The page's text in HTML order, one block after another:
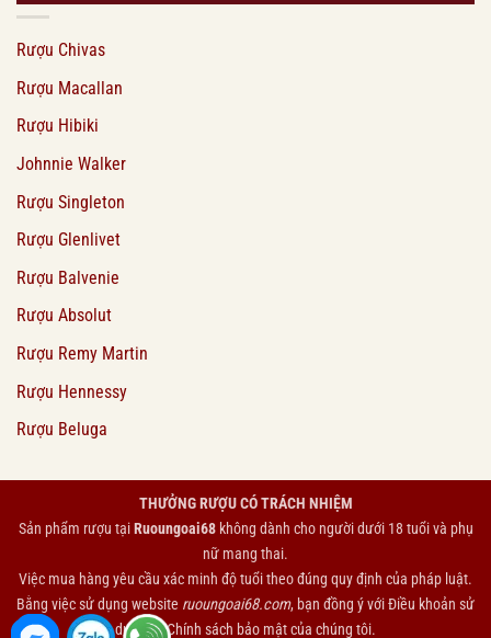
Rượu Chivas
Rượu Macallan
Rượu Hibiki
Johnnie Walker
Rượu Singleton
Rượu Glenlivet
Rượu Balvenie
Rượu Absolut
Rượu Remy Martin
Rượu Hennessy
Rượu Beluga
THƯỞNG RƯỢU CÓ TRÁCH NHIỆM
Sản phẩm rượu tạiRuoungoai68không dành cho người dưới 18 tuổi và phụ
nữ mang thai.
Việc mua hàng yêu cầu xác minh độ tuổi theo đúng quy định của pháp luật.
Bằng việc sử dụng website ruoungoai68.com, bạn đồng ý vớiĐiều khoản sử
dụng vàChính sách bảo mậtcủa chúng tôi.